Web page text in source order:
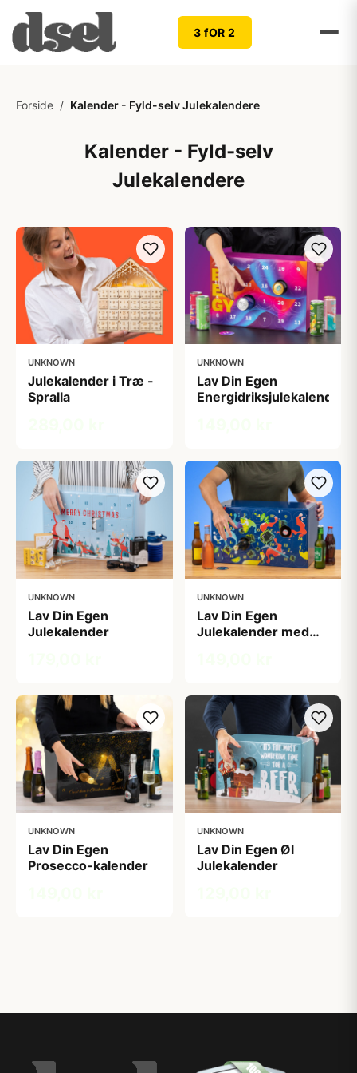
3 fOR 2
Forside / Kalender - Fyld-selv Julekalendere
Kalender - Fyld-selv
Julekalendere
UNKNOWN
Julekalender i Træ -
Spralla
UNKNOWN
Lav Din Egen
Energidriksjulekalender
UNKNOWN
Lav Din Egen
Julekalender
UNKNOWN
Lav Din Egen
Julekalender med
UNKNOWN
Lav Din Egen
Prosecco-kalender
UNKNOWN
Lav Din Egen Øl
Julekalender